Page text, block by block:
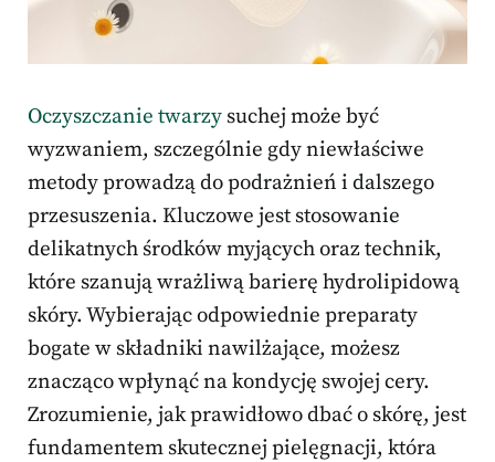
Oczyszczanie twarzy suchej może być
wyzwaniem, szczególnie gdy niewłaściwe
metody prowadzą do podrażnień i dalszego
przesuszenia. Kluczowe jest stosowanie
delikatnych środków myjących oraz technik,
które szanują wrażliwą barierę hydrolipidową
skóry. Wybierając odpowiednie preparaty
bogate w składniki nawilżające, możesz
znacząco wpłynąć na kondycję swojej cery.
Zrozumienie, jak prawidłowo dbać o skórę, jest
fundamentem skutecznej pielęgnacji, która